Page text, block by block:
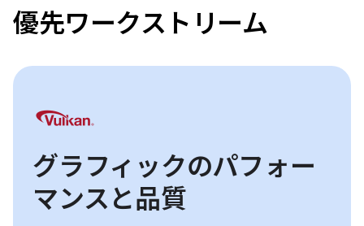
優先ワークストリーム
グラフィックのパフォー
マンスと品質